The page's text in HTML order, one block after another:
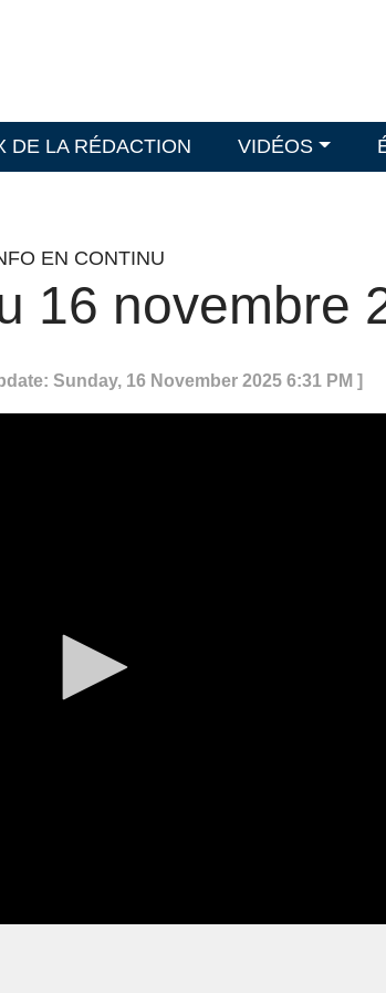
DE LA RÉDACTION VIDÉOS
EN CONTINU
16 novembre
Sunday, 16 November 2025 6:31 PM ]